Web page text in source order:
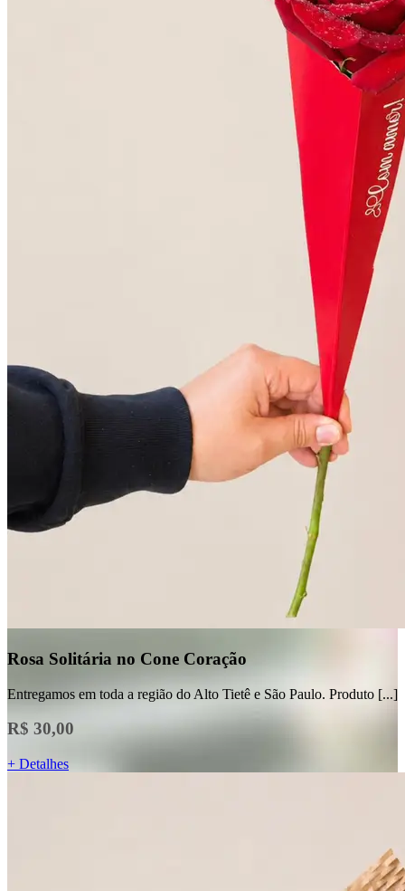
Rosa Solitária no Cone Coração
Entregamos em toda a região do Alto Tietê e São Paulo. Produto [...]
R$ 30,00
+ Detalhes